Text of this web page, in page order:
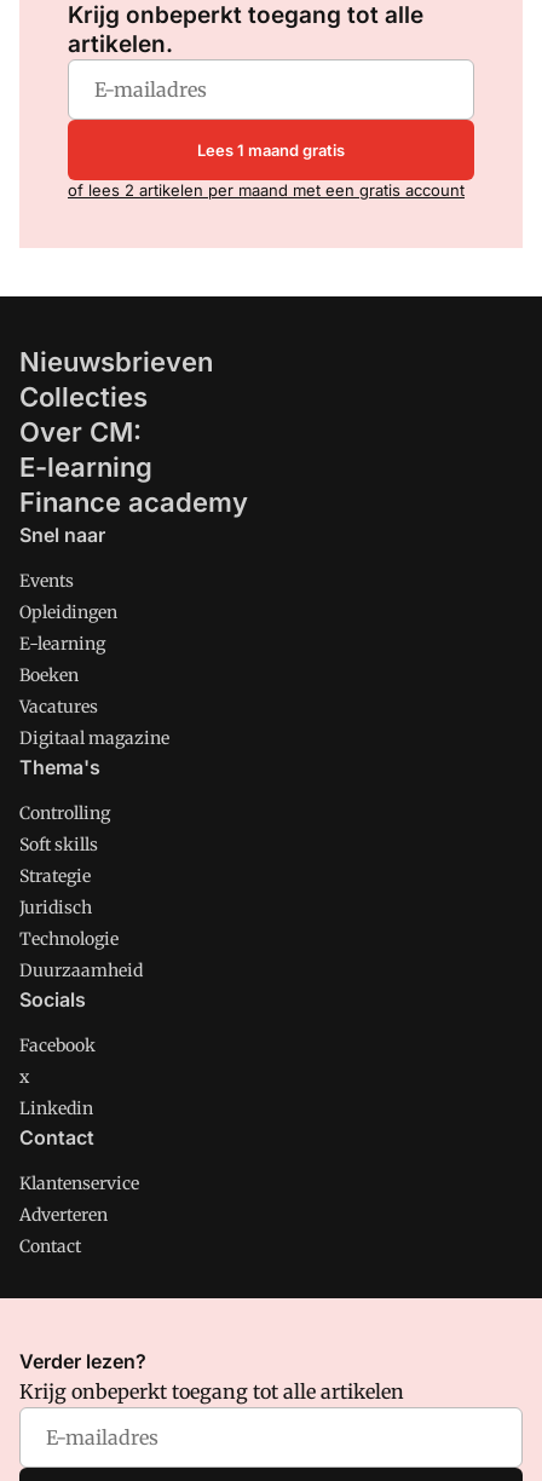
Krijg onbeperkt toegang tot alle
artikelen.
Lees 1 maand gratis
of lees 2 artikelen per maand met een gratis account
Nieuwsbrieven
Collecties
Over CM:
E-learning
Finance academy
Snel naar
Events
Opleidingen
E-learning
Boeken
Vacatures
Digitaal magazine
Thema's
Controlling
Soft skills
Strategie
Juridisch
Technologie
Duurzaamheid
Socials
Facebook
x
Linkedin
Contact
Klantenservice
Adverteren
Contact
CMweb is onderdeel van VMN media. Lees in
waar VMN media voor staat. Op gebruik van deze site zijn de
volgende regelingen van toepassing:Algemene Voorwaarden
Privacy en Cookie beleid
Verder lezen?
Krijg onbeperkt toegang tot alle artikelen